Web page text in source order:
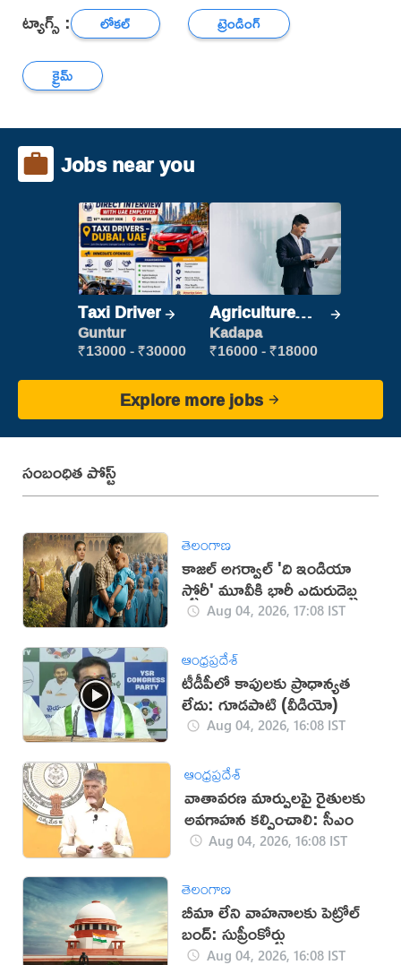
ట్యాగ్స్ : లోకల్
ట్రెండింగ్
క్రైమ్
Jobs near you
Taxi Driver
Guntur
₹13000 - ₹30000
Agriculture
Labour
Kadapa
₹16000 - ₹18000
Explore more jobs
సంబంధిత పోస్ట్
తెలంగాణ
కాజల్ అగర్వాల్ 'ది ఇండియా
స్టోరీ' మూవీకి భారీ ఎదురుదెబ్బ
Aug 04, 2026, 17:08 IST
ఆంధ్రప్రదేశ్
టీడీపీలో కాపులకు ప్రాధాన్యత
లేదు: గూడపాటి (వీడియో)
Aug 04, 2026, 16:08 IST
ఆంధ్రప్రదేశ్
వాతావరణ మార్పులపై రైతులకు
అవగాహన కల్పించాలి: సీఎం
Aug 04, 2026, 16:08 IST
తెలంగాణ
బీమా లేని వాహనాలకు పెట్రోల్
బంద్: సుప్రీంకోర్టు
Aug 04, 2026, 16:08 IST